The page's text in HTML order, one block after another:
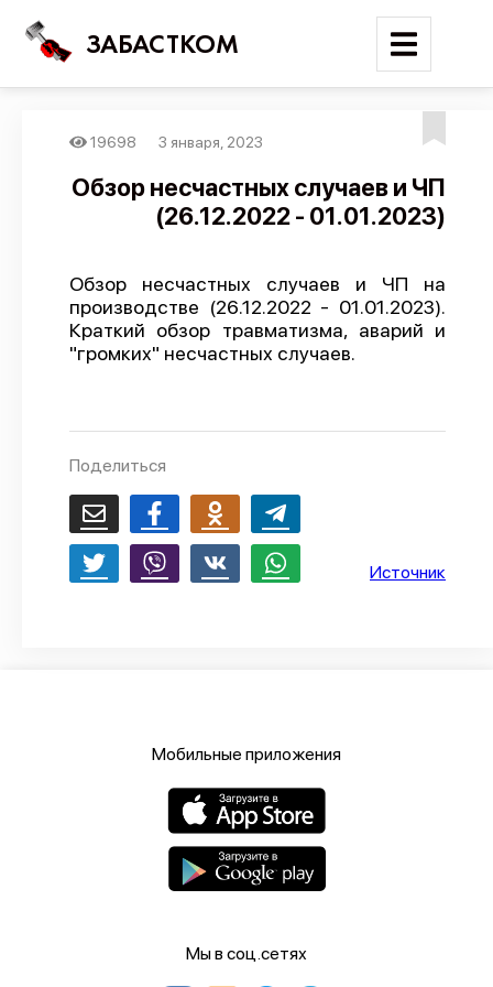
ЗАБАСТКОМ
Поиск
Карта событий
Трудовые конфликты
О проекте
Политика конфиденциальности
19698 3 января, 2023
Обзор несчастных случаев и ЧП
(26.12.2022 - 01.01.2023)
Обзор несчастных случаев и ЧП на
производстве (26.12.2022 - 01.01.2023).
Краткий обзор травматизма, аварий и
"громких" несчастных случаев.
Поделиться
Источник
Мобильные приложения
Мы в соц.сетях